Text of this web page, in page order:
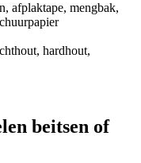
afplaktape, mengbak,
hardhout,
beitsen of